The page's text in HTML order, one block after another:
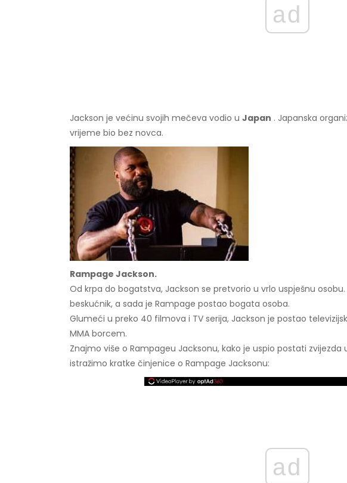
ad
Jackson je većinu svojih mečeva vodio u Japan . Japanska
vrijeme bio bez novca.
Rampage Jackson.
Od krpa do bogatstva, Jackson se pretvorio u vrlo uspješnu
beskućnik, a sada je Rampage postao bogata osoba.
Glumeći u preko 40 filmova i TV serija, Jackson je postao
MMA borcem.
Znajmo više o Rampageu Jacksonu, kako je uspio postati zvijezda
istražimo kratke činjenice o Rampage Jacksonu:
ad